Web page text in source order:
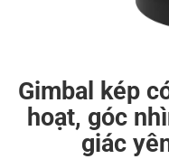
Gimbal kép
hoạt, góc
giác